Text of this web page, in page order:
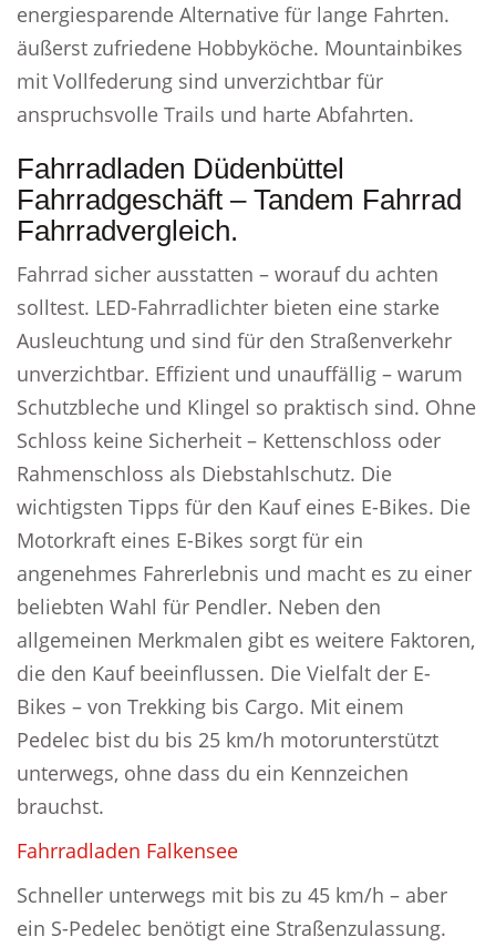
energiesparende Alternative für lange Fahrten.
äußerst zufriedene Hobbyköche. Mountainbikes
mit Vollfederung sind unverzichtbar für
anspruchsvolle Trails und harte Abfahrten.
Fahrradladen Düdenbüttel
Fahrradgeschäft – Tandem Fahrrad
Fahrradvergleich.
Fahrrad sicher ausstatten – worauf du achten
solltest. LED-Fahrradlichter bieten eine starke
Ausleuchtung und sind für den Straßenverkehr
unverzichtbar. Effizient und unauffällig – warum
Schutzbleche und Klingel so praktisch sind. Ohne
Schloss keine Sicherheit – Kettenschloss oder
Rahmenschloss als Diebstahlschutz. Die
wichtigsten Tipps für den Kauf eines E-Bikes. Die
Motorkraft eines E-Bikes sorgt für ein
angenehmes Fahrerlebnis und macht es zu einer
beliebten Wahl für Pendler. Neben den
allgemeinen Merkmalen gibt es weitere Faktoren,
die den Kauf beeinflussen. Die Vielfalt der E-
Bikes – von Trekking bis Cargo. Mit einem
Pedelec bist du bis 25 km/h motorunterstützt
unterwegs, ohne dass du ein Kennzeichen
brauchst.
Fahrradladen Falkensee
Schneller unterwegs mit bis zu 45 km/h – aber
ein S-Pedelec benötigt eine Straßenzulassung.